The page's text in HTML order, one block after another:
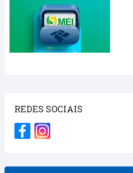
REDES SOCIAIS